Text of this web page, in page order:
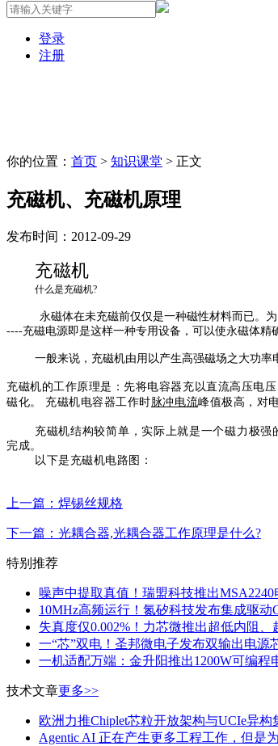
登录
注册
你的位置： 首页 > 知识课堂 > 正文
充磁机、充磁机原理
发布时间：2012-09-29
充磁机
什么是充磁机?
永磁体在未充磁前仅仅是一种磁性材料而已。
----充磁电源即是这样一种专用设备，可以使永磁体
一般来说，充磁机由用以产生高强磁场之大功
充磁机的工作原理是：先将电容器充以直流高压电
磁化。 充磁机电容器工作时 脉冲电流峰值极高，对
充磁机结构较简单，实际上就是一个磁力极强
完成。
以下是充磁机电路图：
上一篇：焊锡丝规格
下一篇：光耦合器,光耦合器工作原理是什么?
特别推荐
噪声中提取真值！瑞盟科技推出
10MHz高频运行！氮矽科技发布集成驱
失真度仅0.002%！力芯微推出超低内阻、
一“芯”双电！圣邦微电子发布双输出电源
一机适配万端：金升阳推出1200W可编程
技术文章更多>>
欧洲力推Chiplet芯粒开放架构与UCIe异
Agentic AI 正在产生更多工程工作，但是